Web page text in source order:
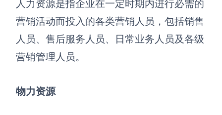
UML图
数据流图
查看所有场景
人力资源是指企业在一定时期内进行必需的
营销活动而投入的各类营销人员，包括销售
人员、售后服务人员、日常业务人员及各级
营销管理人员。
物力资源